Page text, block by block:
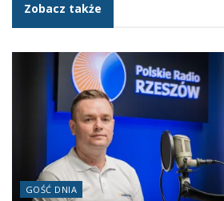
Zobacz także
GOŚĆ DNIA